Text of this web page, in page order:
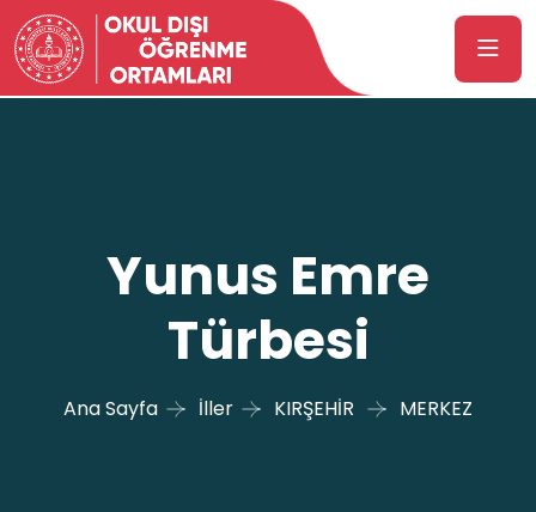
Yunus Emre
Türbesi
Ana Sayfa İller KIRŞEHİR MERKEZ